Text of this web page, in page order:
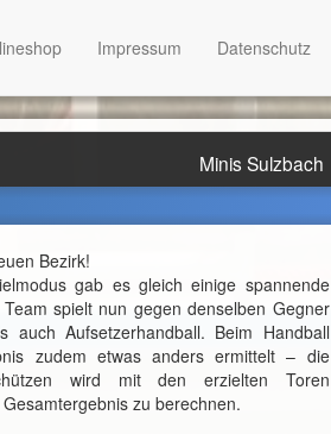
Minis Sulzbach
Bezirk!
gab es gleich einige spannende
spielt nun gegen denselben Gegner
auch Aufsetzerhandball. Beim Handball
zudem etwas anders ermittelt – die
wird mit den erzielten Toren
zu berechnen.
Impressum Datenschutz